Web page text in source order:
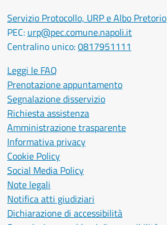
Servizio Protocollo, URP e Albo Pretorio
PEC: urp@pec.comune.napoli.it
Centralino unico:0817951111
Leggi le FAQ
Prenotazione appuntamento
Segnalazione disservizio
Richiesta assistenza
Amministrazione trasparente
Informativa privacy
Cookie Policy
Social Media Policy
Note legali
Notifica atti giudiziari
Dichiarazione di accessibilità